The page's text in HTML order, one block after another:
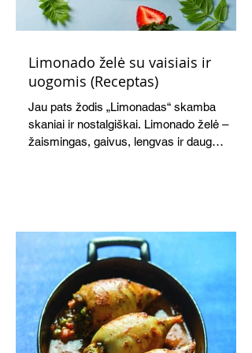
Limonado želė su vaisiais ir
uogomis (Receptas)
Jau pats žodis „Limonadas“ skamba
skaniai ir nostalgiškai. Limonado želė –
žaismingas, gaivus, lengvas ir daug